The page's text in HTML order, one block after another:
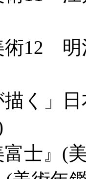
術12
く」
)
富士』(